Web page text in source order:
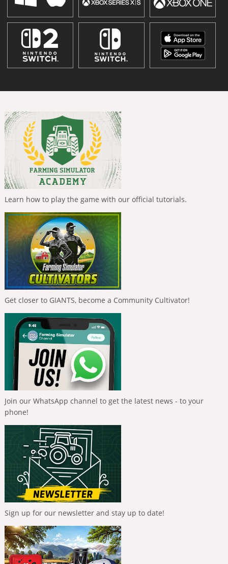
Learn how to play the game with our official tutorials.
Get closer to GIANTS, become a Community Cultivator!
Join our WhatsApp channel to get the latest news - to your
phone!
Sign up for our newsletter and stay up to date!